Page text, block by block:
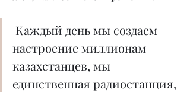
настроение миллионам
казахстанцев, мы
единственная радиостанция,